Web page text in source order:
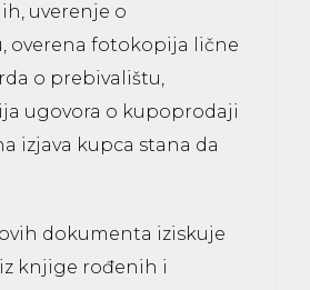
uverenje o
overena fotokopija lične
o prebivalištu,
ugovora o kupoprodaji
izjava kupca stana da
dokumenta iziskuje
knjige rođenih i